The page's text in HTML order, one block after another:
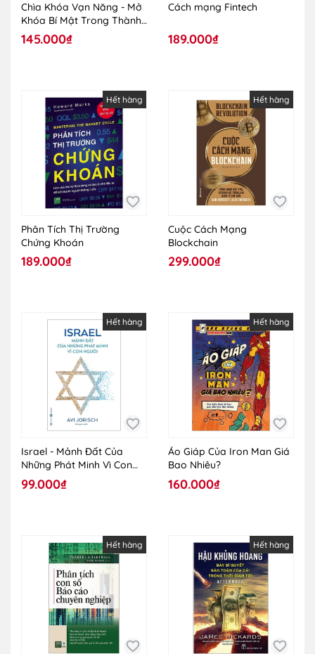
Chìa Khóa Vạn Năng - Mở
Khóa Bí Mật Trong Thành
Công Của Napoleon Hill
145.000₫
Cách mạng Fintech
189.000₫
Hết hàng
Phân Tích Thị Trường
Chứng Khoán
189.000₫
Hết hàng
Cuộc Cách Mạng
Blockchain
299.000₫
Hết hàng
Israel - Mảnh Đất Của
Những Phát Minh Vì Con
Người
99.000₫
Hết hàng
Áo Giáp Của Iron Man Giá
Bao Nhiêu?
160.000₫
Hết hàng Hết hàng